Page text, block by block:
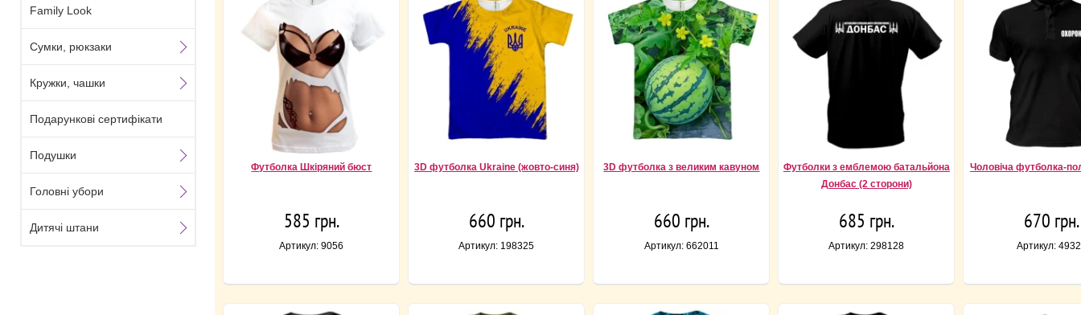
Футболка Шкіряний бюст
585 грн.
Артикул: 9056
3D футболка Ukraine (жовто-синя)
660 грн.
Артикул: 198325
3D футболка з великим кавуном
660 грн.
Артикул: 662011
Футболки з емблемою батальйона
Донбас (2 сторони)
685 грн.
Артикул: 298128
Чоловіча футболка-
670 грн.
Артикул:
Family Look
Сумки, рюкзаки
Кружки, чашки
Подарункові сертифікати
Подушки
Головні убори
Дитячі штани